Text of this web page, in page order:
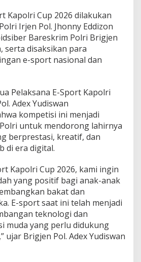
Kapolri Cup 2026 dilakukan
Irjen Pol. Jhonny Eddizon
Bareskrim Polri Brigjen
serta disaksikan para
e-sport nasional dan
Pelaksana E-Sport Kapolri
Adex Yudiswan
kompetisi ini menjadi
untuk mendorong lahirnya
berprestasi, kreatif, dan
di era digital.
Kapolri Cup 2026, kami ingin
yang positif bagi anak-anak
bakat dan
E-sport saat ini telah menjadi
teknologi dan
muda yang perlu didukung
ujar Brigjen Pol. Adex Yudiswan